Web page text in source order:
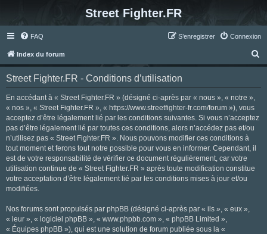
Street Fighter.FR
FAQ Connexion
S’enregistrer
Index du forum
e
Street Fighter.FR - Conditions d’utilisation
En accédant à « Street Fighter.FR » (désigné ci-après par « nous », « notre »,
« nos », « Street Fighter.FR », « https://www.streetfighter-fr.com/forum »), vous
acceptez d’être légalement lié par les conditions suivantes. Si vous n’acceptez
pas d’être légalement lié par toutes ces conditions, alors n’accédez pas et/ou
n’utilisez pas « Street Fighter.FR ». Nous pouvons modifier ces conditions à
tout moment et ferons tout notre possible pour vous en informer. Cependant, il
est de votre responsabilité de vérifier ce document régulièrement, car votre
utilisation continue de « Street Fighter.FR » après toute modification constitue
votre acceptation d’être légalement lié par les conditions mises à jour et/ou
modifiées.
Nos forums sont propulsés par phpBB (désigné ci-après par « ils », « eux »,
« leur », « logiciel phpBB », « www.phpbb.com », « phpBB Limited »,
« Équipes phpBB »), qui est une solution de forum publiée sous la «